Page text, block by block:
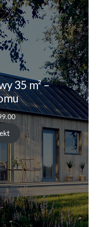
35 m² –
Zakres
zł249.00
zł499.00